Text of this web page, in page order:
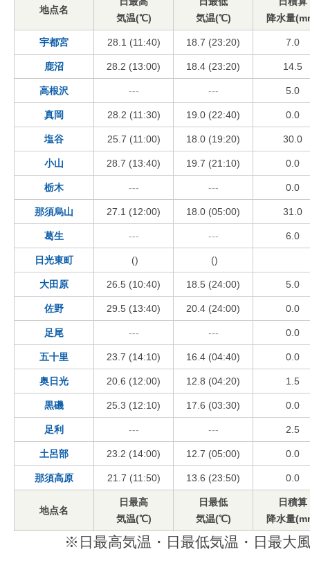
地点名
気温(℃)
気温(℃)
降水量
宇都宮 28.1 (11:40) 18.7 (23:20) 7.0
鹿沼 28.2 (13:00) 18.4 (23:20) 14.5
高根沢 --- --- 5.0
真岡 28.2 (11:30) 19.0 (22:40) 0.0
塩谷 25.7 (11:00) 18.0 (19:20) 30.0
小山 28.7 (13:40) 19.7 (21:10) 0.0
栃木 --- --- 0.0
那須烏山 27.1 (12:00) 18.0 (05:00) 31.0
葛生 --- --- 6.0
日光東町 () ()
大田原 26.5 (10:40) 18.5 (24:00) 5.0
佐野 29.5 (13:40) 20.4 (24:00) 0.0
足尾 --- --- 0.0
五十里 23.7 (14:10) 16.4 (04:40) 0.0
奥日光 20.6 (12:00) 12.8 (04:20) 1.5
黒磯 25.3 (12:10) 17.6 (03:30) 0.0
足利 --- --- 2.5
土呂部 23.2 (14:00) 12.7 (05:00) 0.0
那須高原 21.7 (11:50) 13.6 (23:50) 0.0
地点名
日最高
気温(℃)
日最低
気温(℃)
日積算
降水量
※日最高気温・日最低気温・日最大